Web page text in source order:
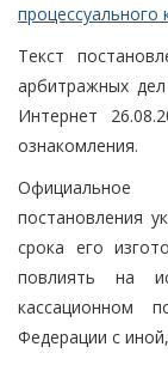
процессуального
Текст
арбитражных
Интернет
ознакомления.
Официальное
постановления
срока его
повлиять на
кассационном
Федерации с